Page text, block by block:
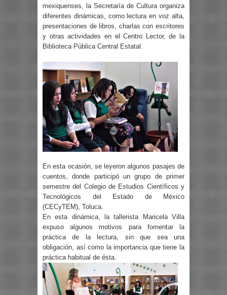
mexiquenses, la Secretaría de Cultura organiza
diferentes dinámicas, como lectura en voz alta,
presentaciones de libros, charlas con escritores
y otras actividades en el Centro Lector, de la
Biblioteca Pública Central Estatal.
En esta ocasión, se leyeron algunos pasajes de
cuentos, donde participó un grupo de primer
semestre del Colegio de Estudios Científicos y
Tecnológicos del Estado de México
(CECyTEM), Toluca.
En esta dinámica, la tallerista Maricela Villa
expuso algunos motivos para fomentar la
práctica de la lectura, sin que sea una
obligación, así como la importancia que tiene la
práctica habitual de ésta.